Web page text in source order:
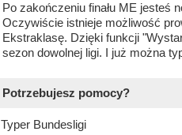
Po zakończeniu finału ME jesteś
Oczywiście istnieje możliwość
Ekstraklasę. Dzięki funkcji
sezon dowolnej ligi. I już można
Potrzebujesz pomocy?
Typer Bundesligi